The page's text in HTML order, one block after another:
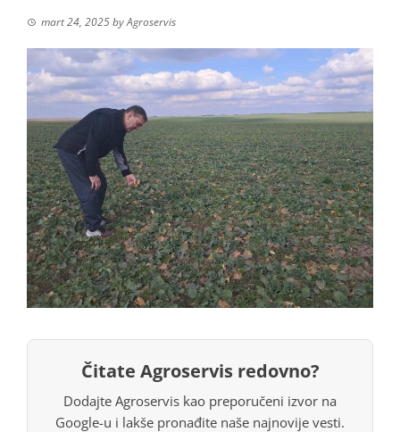
mart 24, 2025byAgroservis
Čitate Agroservis redovno?
Dodajte Agroservis kao preporučeni izvor na
Google-u i lakše pronađite naše najnovije vesti.